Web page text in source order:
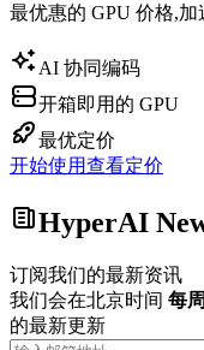
最优惠的 GPU 价格,加
AI 协同编码
开箱即用的 GPU
最优定价
开始使用查看定价
HyperAI
订阅我们的最新资讯
我们会在北京时间 每
的最新更新